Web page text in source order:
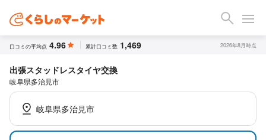
口コミの平均点 4.96 累計口コミ数 1,469 2026年8月時点
出張スタッドレスタイヤ交換
岐阜県多治見市
岐阜県多治見市